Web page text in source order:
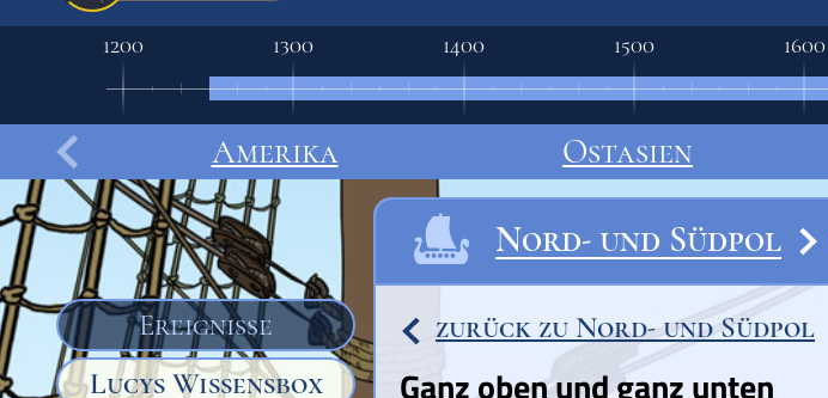
1200 1300 1400 1500 1600
Amerika Ostasien
Ereignisse
Lucys Wissensbox
Nord- und Südpol
zurück zu Nord- und Südpol
Ganz oben und ganz unten